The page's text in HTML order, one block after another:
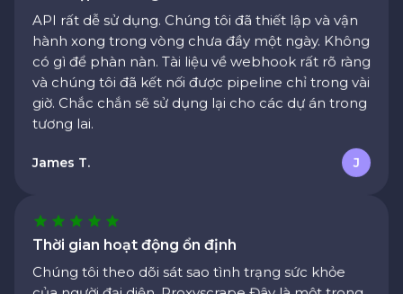
hành xong trong vòng chưa đầy một ngày. Không
có gì để phàn nàn. Tài liệu về webhook rất rõ ràng
và chúng tôi đã kết nối được pipeline chỉ trong vài
giờ. Chắc chắn sẽ sử dụng lại cho các dự án trong
tương lai.
James T.
Thời gian hoạt động ổn định
Chúng tôi theo dõi sát sao tình trạng sức khỏe
của người đại diện. Proxyscrape Đây là một trong
những nhà cung cấp ổn định nhất mà chúng tôi